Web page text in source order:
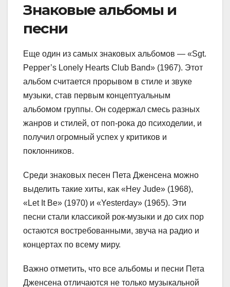
Знаковые альбомы и
песни
Еще один из самых знаковых альбомов — «Sgt.
Pepper’s Lonely Hearts Club Band» (1967). Этот
альбом считается прорывом в стиле и звуке
музыки, став первым концептуальным
альбомом группы. Он содержал смесь разных
жанров и стилей, от поп-рока до психоделии, и
получил огромный успех у критиков и
поклонников.
Среди знаковых песен Пета Дженсена можно
выделить такие хиты, как «Hey Jude» (1968),
«Let It Be» (1970) и «Yesterday» (1965). Эти
песни стали классикой рок-музыки и до сих пор
остаются востребованными, звуча на радио и
концертах по всему миру.
Важно отметить, что все альбомы и песни Пета
Дженсена отличаются не только музыкальной